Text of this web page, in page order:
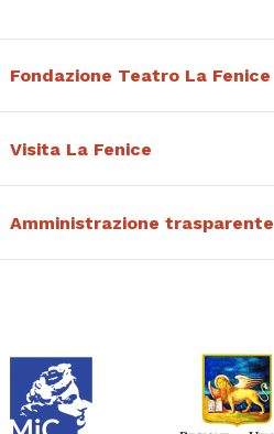
Fondazione Teatro La Fenice
Visita La Fenice
Amministrazione trasparente